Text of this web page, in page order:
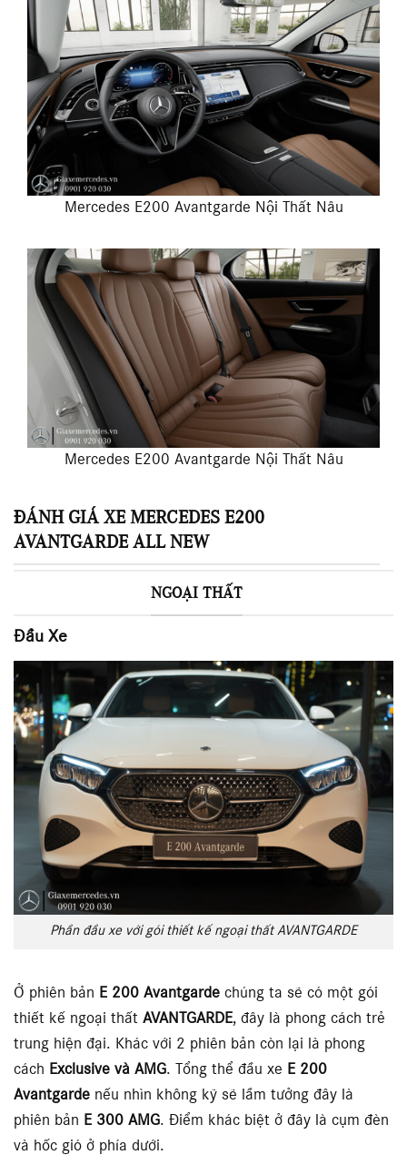
Mercedes E200 Avantgarde Nội Thất Nâu
Mercedes E200 Avantgarde Nội Thất Nâu
ĐÁNH GIÁ XE MERCEDES E200
AVANTGARDE ALL NEW
NGOẠI THẤT
Đầu Xe
Phần đầu xe với gói thiết kế ngoại thất AVANTGARDE
Ở phiên bản E 200 Avantgarde chúng ta sẽ có một gói
thiết kế ngoại thất AVANTGARDE, đây là phong cách trẻ
trung hiện đại. Khác với 2 phiên bản còn lại là phong
cách Exclusive và AMG. Tổng thể đầu xe E 200
Avantgarde nếu nhìn không kỹ sẽ lầm tưởng đây là
phiên bản E 300 AMG. Điểm khác biệt ở đây là cụm đèn
và hốc gió ở phía dưới.